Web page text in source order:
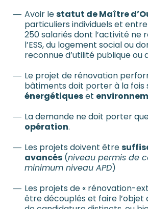
Avoir lestatut de Maître
particuliers individuels et
250 salariés dont l’activité ne
l’ESS, du logement social ou
reconnue d’utilité publique ou
Le projet de rénovation
bâtiments doit porter à la fois
énergétiqueset
La demande ne doit porter
opération.
Les projets doivent être
avancés (niveau permis de
minimum niveau APD)
Les projets de « rénovation-
être découplés et faire l’objet